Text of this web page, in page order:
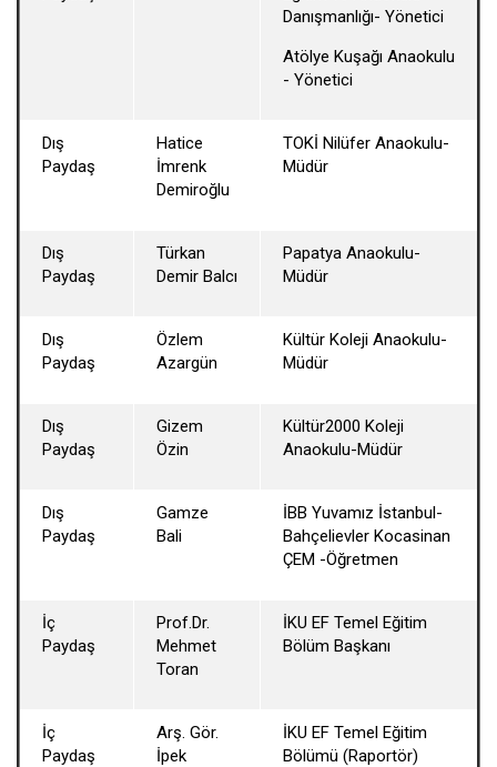
Danışmanlığı- Yönetici
Atölye Kuşağı Anaokulu
- Yönetici
Dış
Paydaş
Hatice
İmrenk
Demiroğlu
TOKİ Nilüfer Anaokulu-
Müdür
Dış
Paydaş
Türkan
Demir Balcı
Papatya Anaokulu-
Müdür
Dış
Paydaş
Özlem
Azargün
Kültür Koleji Anaokulu-
Müdür
Dış
Paydaş
Gizem
Özin
Kültür2000 Koleji
Anaokulu-Müdür
Dış
Paydaş
Gamze
Bali
İBB Yuvamız İstanbul-
Bahçelievler Kocasinan
ÇEM -Öğretmen
İç
Paydaş
Prof.Dr.
Mehmet
Toran
İKU EF Temel Eğitim
Bölüm Başkanı
İç
Paydaş
Arş. Gör.
İpek
İKU EF Temel Eğitim
Bölümü (Raportör)